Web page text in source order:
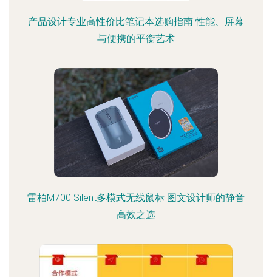
产品设计专业高性价比笔记本选购指南 性能、屏幕
与便携的平衡艺术
雷柏M700 Silent多模式无线鼠标 图文设计师的静音
高效之选